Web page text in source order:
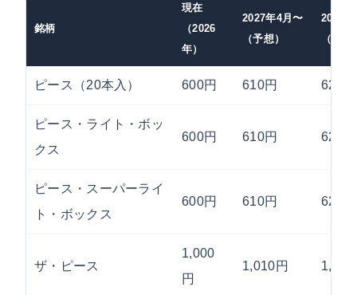
銘柄
現在
（2026
年）
2027年4月〜
（予想）
2028
（予想
ピース（20本入） 600円 610円 620円
ピース・ライト・ボッ
クス
600円 610円 620円
ピース・スーパーライ
ト・ボックス
600円 610円 620円
ザ・ピース
1,000
円
1,010円 1,020